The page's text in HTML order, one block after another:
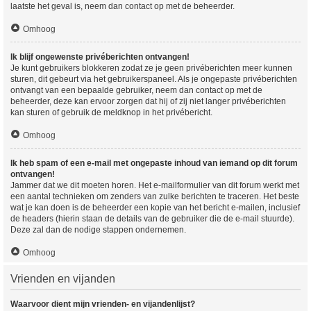
laatste het geval is, neem dan contact op met de beheerder.
Omhoog
Ik blijf ongewenste privéberichten ontvangen!
Je kunt gebruikers blokkeren zodat ze je geen privéberichten meer kunnen
sturen, dit gebeurt via het gebruikerspaneel. Als je ongepaste privéberichten
ontvangt van een bepaalde gebruiker, neem dan contact op met de
beheerder, deze kan ervoor zorgen dat hij of zij niet langer privéberichten
kan sturen of gebruik de meldknop in het privébericht.
Omhoog
Ik heb spam of een e-mail met ongepaste inhoud van iemand op dit forum
ontvangen!
Jammer dat we dit moeten horen. Het e-mailformulier van dit forum werkt met
een aantal technieken om zenders van zulke berichten te traceren. Het beste
wat je kan doen is de beheerder een kopie van het bericht e-mailen, inclusief
de headers (hierin staan de details van de gebruiker die de e-mail stuurde).
Deze zal dan de nodige stappen ondernemen.
Omhoog
Vrienden en vijanden
Waarvoor dient mijn vrienden- en vijandenlijst?